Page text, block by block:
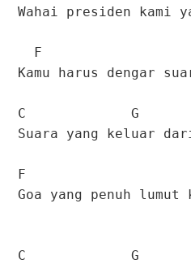
Wahai presiden kami
F
Kamu harus dengar
C G
Suara yang keluar
F
Goa yang penuh lumut
C G Am